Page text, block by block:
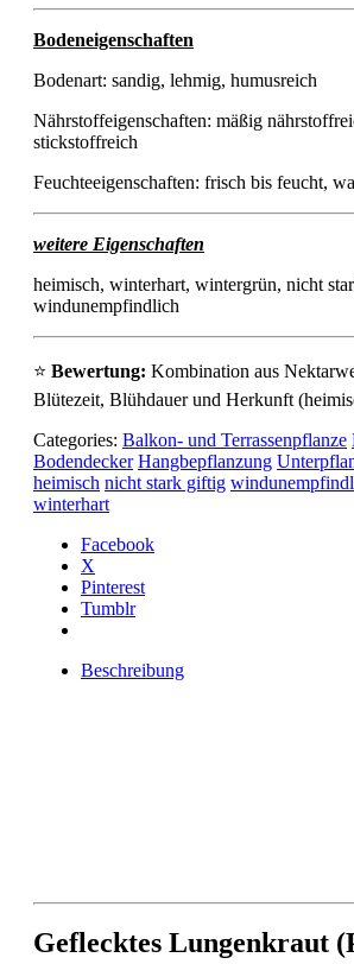
Bodeneigenschaften
Bodenart: sandig, lehmig, humusreich
Nährstoffeigenschaften: mäßig
stickstoffreich
Feuchteeigenschaften: frisch bis feucht,
weitere Eigenschaften
heimisch, winterhart, wintergrün, nicht
windunempfindlich
⭐ Bewertung: Kombination aus
Blütezeit, Blühdauer und Herkunft
Categories: Balkon- und Terrassenpflanze
Bodendecker Hangbepflanzung
heimisch nicht stark giftig
winterhart
Facebook
X
Pinterest
Tumblr
Beschreibung
Geflecktes Lungenkraut